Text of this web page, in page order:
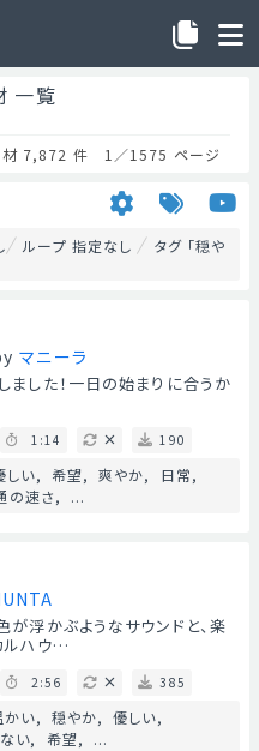
一覧
材 7,872 件 1／1575 ページ
ループ 指定なし
タグ 「穏や
マニーラ
ました！一日の始まりに合うか
1:14 190
しい 希望 爽やか
日常
の速さ ...
が浮かぶようなサウンドと、楽
ルハウ…
2:56 385
かい 穏やか
優しい
い 希望 ...